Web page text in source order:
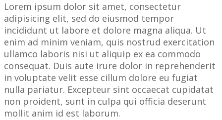
Lorem ipsum dolor sit amet, consectetur
adipisicing elit, sed do eiusmod tempor
incididunt ut labore et dolore magna aliqua. Ut
enim ad minim veniam, quis nostrud exercitation
ullamco laboris nisi ut aliquip ex ea commodo
consequat. Duis aute irure dolor in reprehenderit
in voluptate velit esse cillum dolore eu fugiat
nulla pariatur. Excepteur sint occaecat cupidatat
non proident, sunt in culpa qui officia deserunt
mollit anim id est laborum.